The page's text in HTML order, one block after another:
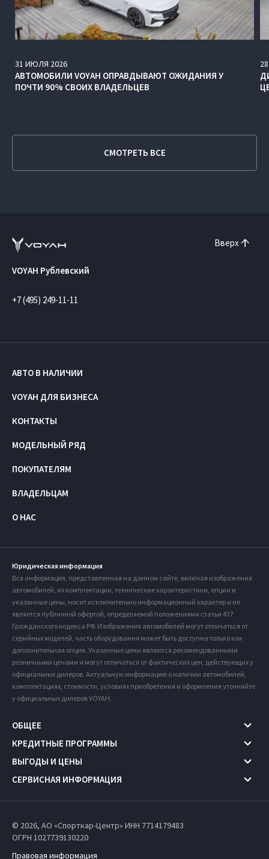
31 ИЮЛЯ 2026
АВТОМОБИЛИ VOYAH ОПРАВДЫВАЮТ ОЖИДАНИЯ У
ПОЧТИ 90% СВОИХ ВЛАДЕЛЬЦЕВ
28
СМОТРЕТЬ ВСЕ
Вверх
VOYAH Рублевский
+7 (495) 249-11-11
АВТО В НАЛИЧИИ
VOYAH ДЛЯ БИЗНЕСА
КОНТАКТЫ
МОДЕЛЬНЫЙ РЯД
ПОКУПАТЕЛЯМ
ВЛАДЕЛЬЦАМ
О НАС
Юридическая информация
Вся информация, представленная на данном сайте, включая изображения
автомобилей, их комплектации, технические характеристики, опции и
указанные цены, носит исключительно информационный характер и не
является публичной офертой, определяемой положениями статьи 437
Гражданского кодекса РФ. Изображения автомобилей могут отличаться от
серийных моделей, часть оборудования может быть доступна только как
дополнительная опция. Указанные цены являются рекомендованными
розничными ценами и могут отличаться от фактических цен, действующих у
официальных дилеров. Актуальную информацию о наличии автомобилей,
комплектациях, стоимости, условиях приобретения и оформления уточняйте
у официальных дилеров VOYAH.
ОБЩЕЕ
КРЕДИТНЫЕ ПРОГРАММЫ
ВЫГОДЫ И ЦЕНЫ
СЕРВИСНАЯ ИНФОРМАЦИЯ
© 2026, АО «Спорткар-Центр» ИНН 7714179483
ОГРН 1027739130220
Правовая информация